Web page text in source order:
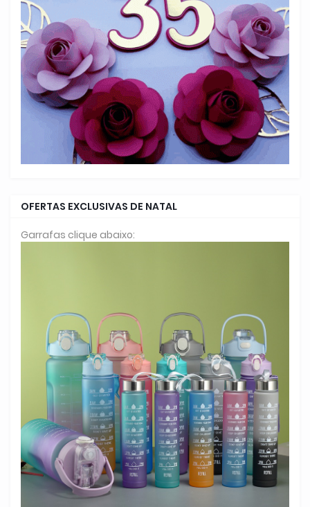
OFERTAS EXCLUSIVAS DE NATAL
Garrafas clique abaixo: